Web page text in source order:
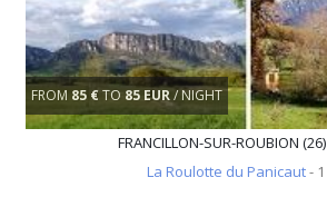
FROM 85 €TO 85 EUR/ NIGHT
FRANCILLON-SUR-ROUBION (26)
La Roulotte du Panicaut- 1